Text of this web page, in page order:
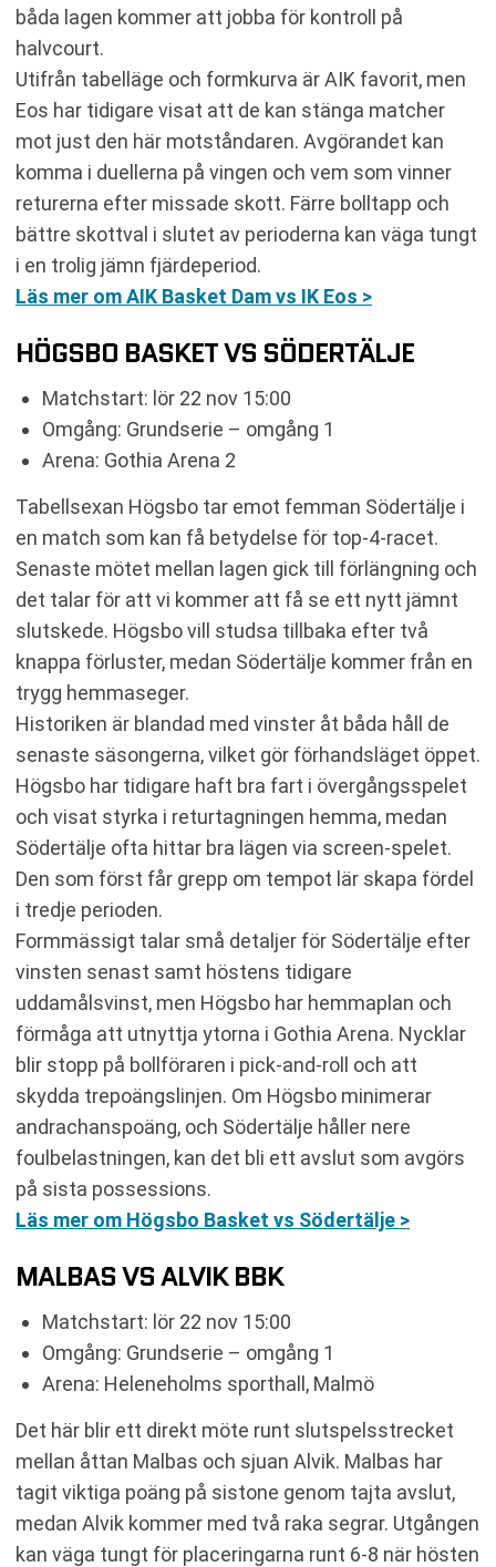
båda lagen kommer att jobba för kontroll på
halvcourt.
Utifrån tabelläge och formkurva är AIK favorit, men
Eos har tidigare visat att de kan stänga matcher
mot just den här motståndaren. Avgörandet kan
komma i duellerna på vingen och vem som vinner
returerna efter missade skott. Färre bolltapp och
bättre skottval i slutet av perioderna kan väga tungt
i en trolig jämn fjärdeperiod.
Läs mer om AIK Basket Dam vs IK Eos >
HÖGSBO BASKET VS SÖDERTÄLJE
Matchstart: lör 22 nov 15:00
Omgång: Grundserie – omgång 1
Arena: Gothia Arena 2
Tabellsexan Högsbo tar emot femman Södertälje i
en match som kan få betydelse för top-4-racet.
Senaste mötet mellan lagen gick till förlängning och
det talar för att vi kommer att få se ett nytt jämnt
slutskede. Högsbo vill studsa tillbaka efter två
knappa förluster, medan Södertälje kommer från en
trygg hemmaseger.
Historiken är blandad med vinster åt båda håll de
senaste säsongerna, vilket gör förhandsläget öppet.
Högsbo har tidigare haft bra fart i övergångsspelet
och visat styrka i returtagningen hemma, medan
Södertälje ofta hittar bra lägen via screen-spelet.
Den som först får grepp om tempot lär skapa fördel
i tredje perioden.
Formmässigt talar små detaljer för Södertälje efter
vinsten senast samt höstens tidigare
uddamålsvinst, men Högsbo har hemmaplan och
förmåga att utnyttja ytorna i Gothia Arena. Nycklar
blir stopp på bollföraren i pick-and-roll och att
skydda trepoängslinjen. Om Högsbo minimerar
andrachanspoäng, och Södertälje håller nere
foulbelastningen, kan det bli ett avslut som avgörs
på sista possessions.
Läs mer om Högsbo Basket vs Södertälje >
MALBAS VS ALVIK BBK
Matchstart: lör 22 nov 15:00
Omgång: Grundserie – omgång 1
Arena: Heleneholms sporthall, Malmö
Det här blir ett direkt möte runt slutspelsstrecket
mellan åttan Malbas och sjuan Alvik. Malbas har
tagit viktiga poäng på sistone genom tajta avslut,
medan Alvik kommer med två raka segrar. Utgången
kan väga tungt för placeringarna runt 6-8 när hösten